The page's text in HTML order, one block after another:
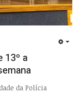
13º a
da Polícia